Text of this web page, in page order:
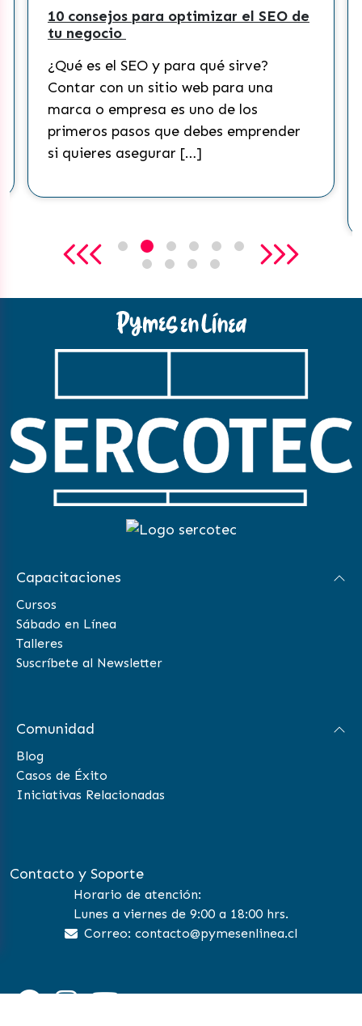
10 consejos para optimizar el SEO de
tu negocio
¿Qué es el SEO y para qué sirve?
Contar con un sitio web para una
marca o empresa es uno de los
primeros pasos que debes emprender
si quieres asegurar […]
Capacitaciones
Cursos
Sábado en Línea
Talleres
Suscríbete al Newsletter
Comunidad
Blog
Casos de Éxito
Iniciativas Relacionadas
Contacto y Soporte
Horario de atención:
Lunes a viernes de 9:00 a 18:00 hrs.
Correo: contacto@pymesenlinea.cl